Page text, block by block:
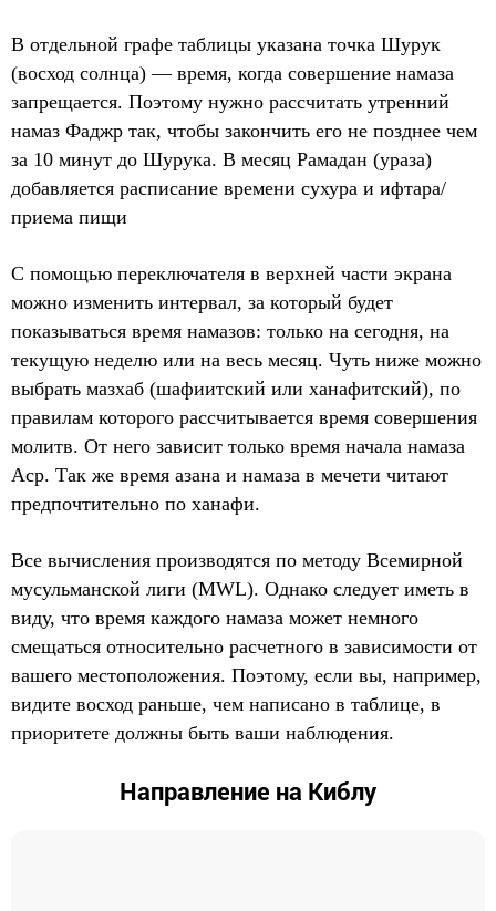
В отдельной графе таблицы указана точка Шурук
(восход солнца) — время, когда совершение намаза
запрещается. Поэтому нужно рассчитать утренний
намаз Фаджр так, чтобы закончить его не позднее чем
за 10 минут до Шурука. В месяц Рамадан (ураза)
добавляется расписание времени сухура и ифтара/
приема пищи
С помощью переключателя в верхней части экрана
можно изменить интервал, за который будет
показываться время намазов: только на сегодня, на
текущую неделю или на весь месяц. Чуть ниже можно
выбрать мазхаб (шафиитский или ханафитский), по
правилам которого рассчитывается время совершения
молитв. От него зависит только время начала намаза
Аср. Так же время азана и намаза в мечети читают
предпочтительно по ханафи.
Все вычисления производятся по методу Всемирной
мусульманской лиги (MWL). Однако следует иметь в
виду, что время каждого намаза может немного
смещаться относительно расчетного в зависимости от
вашего местоположения. Поэтому, если вы, например,
видите восход раньше, чем написано в таблице, в
приоритете должны быть ваши наблюдения.
Направление на Киблу